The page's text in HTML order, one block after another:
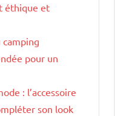
éthique et
camping
pour un
: l’accessoire
son look